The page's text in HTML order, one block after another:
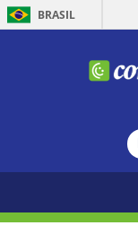
BRASIL